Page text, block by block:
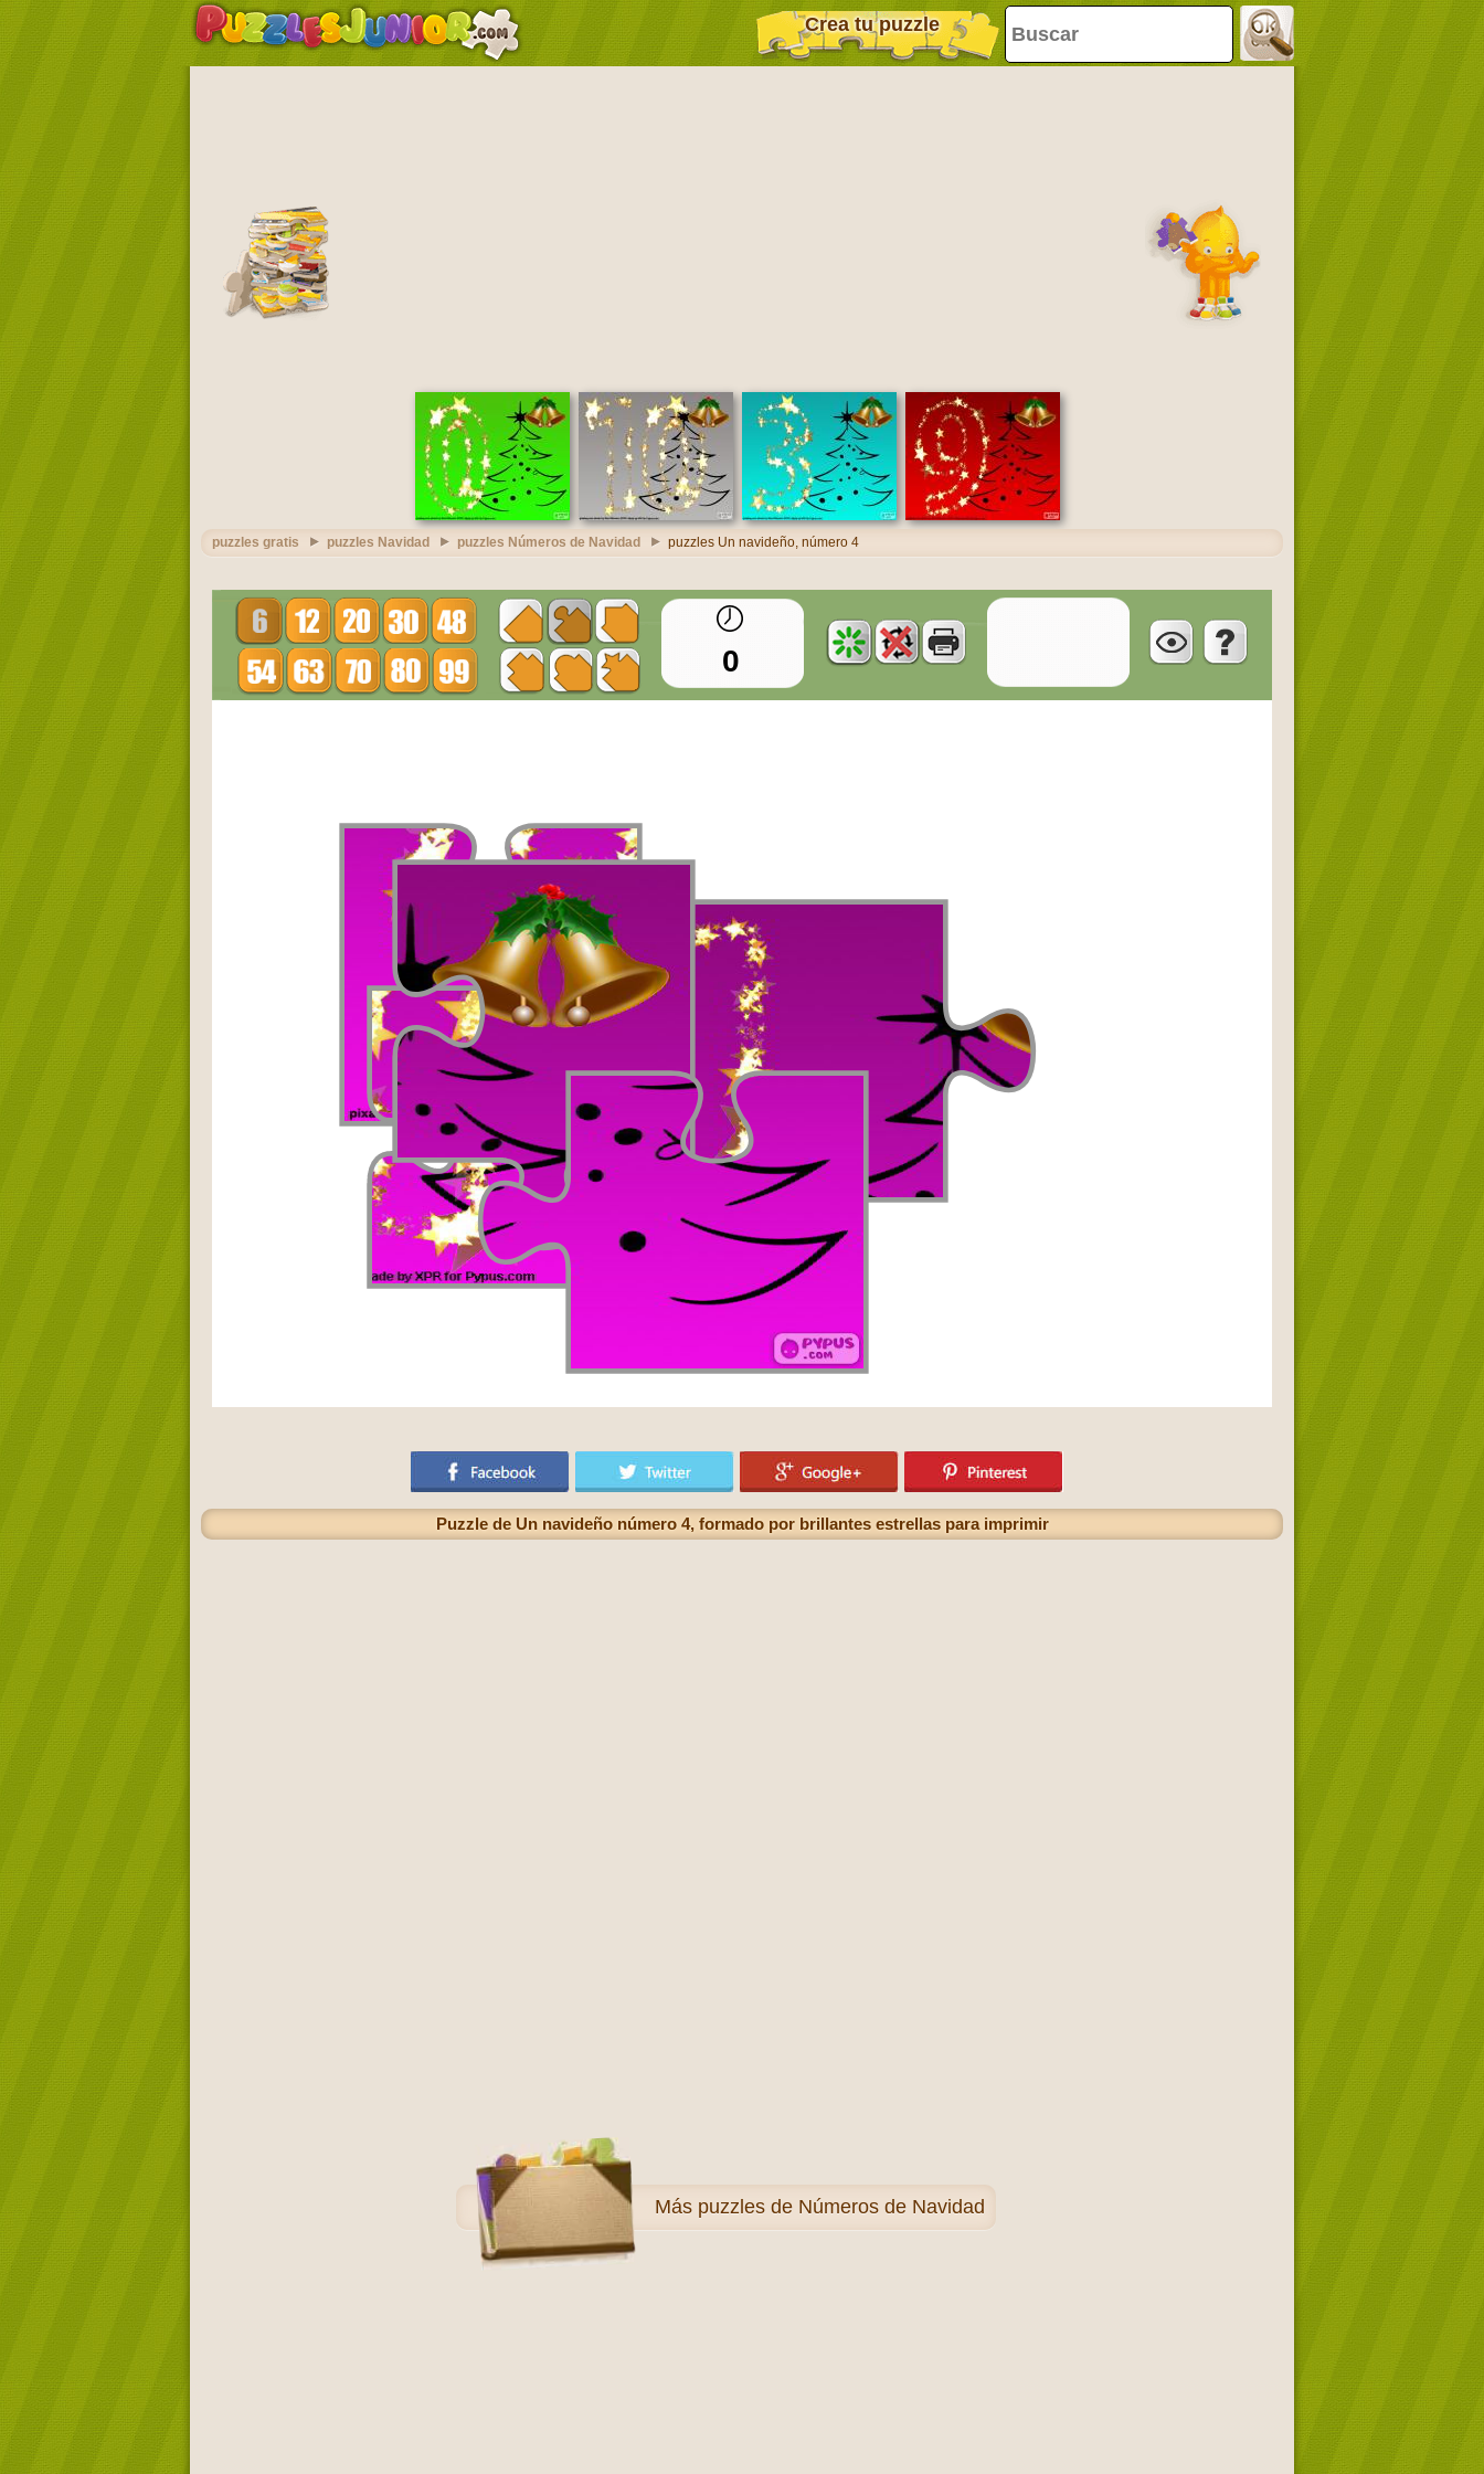
Crea tu puzzle
puzzles gratis puzzles Navidad puzzles Números de Navidad puzzles Un navideño, número 4
0
Puzzle de Un navideño número 4, formado por brillantes estrellas para imprimir
Más puzzles de Números de Navidad